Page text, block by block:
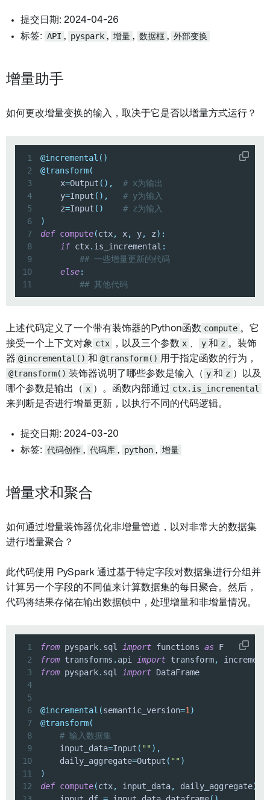
提交日期: 2024-04-26
标签: API , pyspark , 增量 , 数据框 , 外部变换
增量助手
如何更改增量变换的输入，取决于它是否以增量方式运行？
1 @incremental ( )
2
@transform(
3
	x
=Output ( ) ,
# x为输出
4
	y
=Input ( ) ,
# y为输入
5
	z
=Input ( )
# z为输入
6
)
7
def compute(ctx, x, y, z) :
8
if ctx. is_incremental :
9
## 一些增量更新的代码
10
else:
11
## 其他代码
上述代码定义了一个带有装饰器的Python函数 compute 。它
接受一个上下文对象 ctx ，以及三个参数 x y 和 z 。装饰
器 @incremental() 和 @transform() 用于指定函数的行为，
@transform() 装饰器说明了哪些参数是输入（ y 和 z ）以及
哪个参数是输出（ x ）。函数内部通过 ctx.is_incremental
来判断是否进行增量更新，以执行不同的代码逻辑。
提交日期: 2024-03-20
标签: 代码创作 , 代码库 , python , 增量
增量求和聚合
如何通过增量装饰器优化非增量管道，以对非常大的数据集
进行增量聚合？
此代码使用 PySpark 通过基于特定字段对数据集进行分组并
计算另一个字段的不同值来计算数据集的每日聚合。然后，
代码将结果存储在输出数据帧中，处理增量和非增量情况。
1 from pyspark. sql import functions as
2
from transforms . api import transform,
3
from pyspark. sql import
4
5
6
@incremental (semantic_version=1 )
7
@transform(
8
# 输入数据集
9
    input_data
=Input ( "" ) ,
10
    daily_aggregate
=Output ( "" )
11
)
12
def compute(ctx, input_data, daily_aggregate)